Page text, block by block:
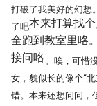
打破了我美好的幻想
了吧本来打算找
全跑到教室里咯
接问咯。唉，可惜
女，貌似长的像个“
错。本来还想问问，